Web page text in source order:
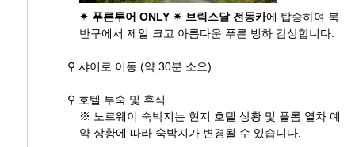
✴ 푸른투어 ONLY ✴ 브릭스달 전동카에 탑승하여 북
반구에서 제일 크고 아름다운 푸른 빙하 감상합니다.
⚲ 샤이로 이동 (약 30분 소요)
⚲ 호텔 투숙 및 휴식
※ 노르웨이 숙박지는 현지 호텔 상황 및 플롬 열차 예
약 상황에 따라 숙박지가 변경될 수 있습니다.